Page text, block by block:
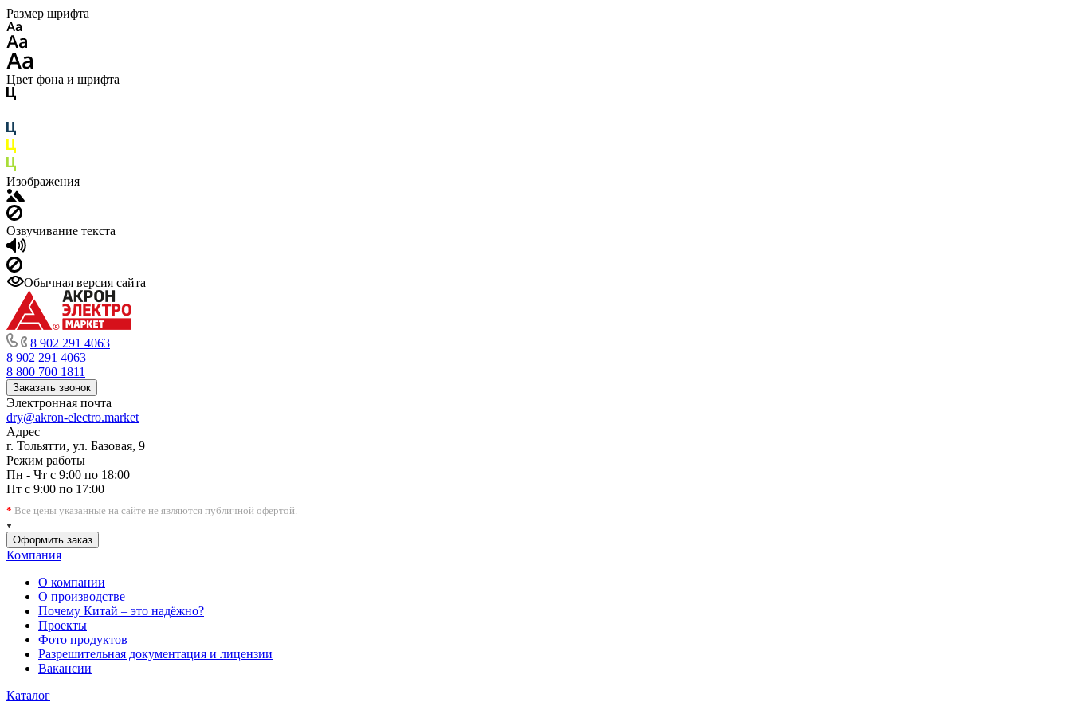
Размер шрифта
Цвет фона и шрифта
Изображения
Озвучивание текста
Обычная версия сайта
8 902 291 4063
8 902 291 4063
8 800 700 1811
Заказать звонок
Электронная почта
dry@akron-electro.market
Адрес
г. Тольятти, ул. Базовая, 9
Режим работы
Пн - Чт с 9:00 по 18:00
Пт с 9:00 по 17:00
* Все цены указанные на сайте не являются публичной офертой.
Оформить заказ
Компания
О компании
О производстве
Почему Китай – это надёжно?
Проекты
Фото продуктов
Разрешительная документация и лицензии
Вакансии
Каталог